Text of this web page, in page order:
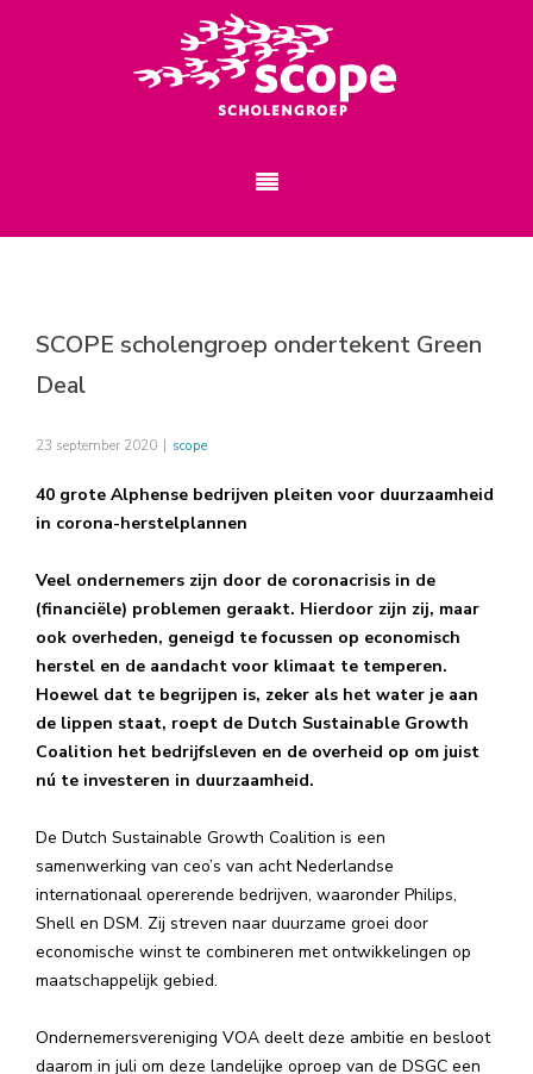
SCOPE scholengroep ondertekent Green
Deal
23 september 2020 | scope
40 grote Alphense bedrijven pleiten voor duurzaamheid
in corona-herstelplannen
Veel ondernemers zijn door de coronacrisis in de
(financiële) problemen geraakt. Hierdoor zijn zij, maar
ook overheden, geneigd te focussen op economisch
herstel en de aandacht voor klimaat te temperen.
Hoewel dat te begrijpen is, zeker als het water je aan
de lippen staat, roept de Dutch Sustainable Growth
Coalition het bedrijfsleven en de overheid op om juist
nú te investeren in duurzaamheid.
De Dutch Sustainable Growth Coalition is een
samenwerking van ceo’s van acht Nederlandse
internationaal opererende bedrijven, waaronder Philips,
Shell en DSM. Zij streven naar duurzame groei door
economische winst te combineren met ontwikkelingen op
maatschappelijk gebied.
Ondernemersvereniging VOA deelt deze ambitie en besloot
daarom in juli om deze landelijke oproep van de DSGC een